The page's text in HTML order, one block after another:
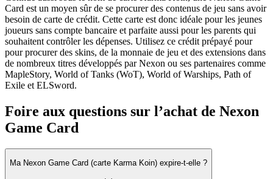
Card est un moyen sûr de se procurer des contenus de jeu sans avoir
besoin de carte de crédit. Cette carte est donc idéale pour les jeunes
joueurs sans compte bancaire et parfaite aussi pour les parents qui
souhaitent contrôler les dépenses. Utilisez ce crédit prépayé pour
pour procurer des skins, de la monnaie de jeu et des extensions dans
de nombreux titres développés par Nexon ou ses partenaires comme
MapleStory, World of Tanks (WoT), World of Warships, Path of
Exile et ELSword.
Foire aux questions sur l’achat de Nexon
Game Card
Ma Nexon Game Card (carte Karma Koin) expire-t-elle ?